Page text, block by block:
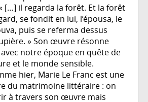
[…] il regarda la forêt. Et la forêt
se fondit en lui, l’épousa, le
puis se referma dessus
» Son œuvre résonne
notre époque en quête de
et le monde sensible.
hier, Marie Le Franc est une
du matrimoine littéraire : on
à travers son œuvre mais